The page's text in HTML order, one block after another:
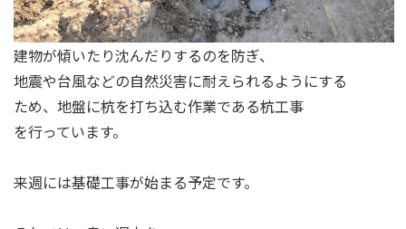
建物が傾いたり沈んだりするのを防ぎ、
地震や台風などの自然災害に耐えられるようにする
ため、地盤に杭を打ち込む作業である杭工事
を行っています。
来週には基礎工事が始まる予定です。